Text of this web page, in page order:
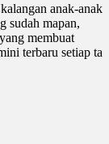
anak-anak
sudah mapan,
membuat
terbaru setiap ta